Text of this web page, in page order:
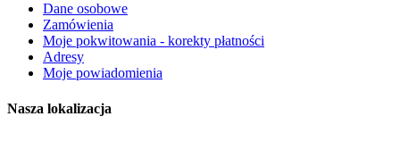
Dane osobowe
Zamówienia
Moje pokwitowania - korekty płatności
Adresy
Moje powiadomienia
Nasza lokalizacja